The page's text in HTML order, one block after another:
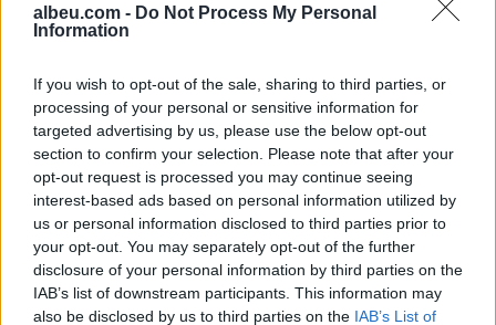
albeu.com - Do Not Process My Personal
Information
If you wish to opt-out of the sale, sharing to third parties, or
processing of your personal or sensitive information for
targeted advertising by us, please use the below opt-out
section to confirm your selection. Please note that after your
opt-out request is processed you may continue seeing
interest-based ads based on personal information utilized by
us or personal information disclosed to third parties prior to
your opt-out. You may separately opt-out of the further
disclosure of your personal information by third parties on the
IAB’s list of downstream participants. This information may
also be disclosed by us to third parties on the IAB’s List of
I nxehti përvëlues
mbërthen vendin, çfarë
pritet të ndodhë me motin
javën e ardhshme
SafeJournalists
kundërshton rregullat e
reja të GJKKO-së për
median: Të rishikohen
kufizimet ndaj gazetarëve
dhe informimit publik